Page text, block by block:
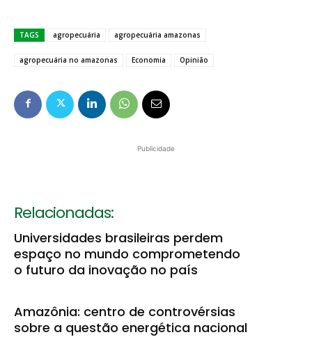
TAGS agropecuária agropecuária amazonas
agropecuária no amazonas Economia Opinião
Publicidade
Relacionadas:
Universidades brasileiras perdem
espaço no mundo comprometendo
o futuro da inovação no país
Amazônia: centro de controvérsias
sobre a questão energética nacional